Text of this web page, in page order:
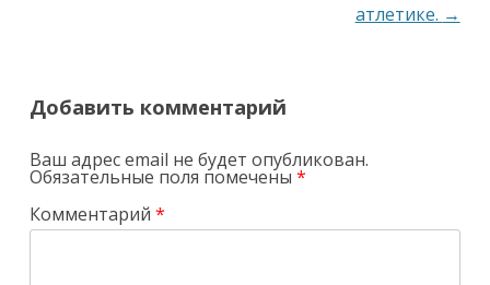
атлетике. →
Добавить комментарий
Ваш адрес email не будет опубликован.
Обязательные поля помечены*
Комментарий*